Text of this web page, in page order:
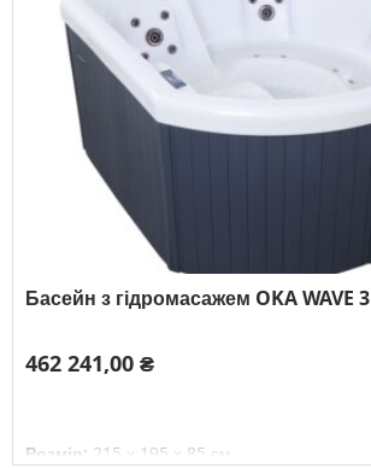
Басейн з гідромасажем OKA WAVE 3
462 241,00 ₴
Розмір: 215 х 195 х 85 см